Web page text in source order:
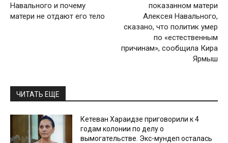
Навального и почему
матери не отдают его тело
показанном матери
Алексея Навального,
сказано, что политик умер
по «естественным
причинам», сообщила Кира
Ярмыш
ЧИТАТЬ ЕЩЕ
Кетеван Хараидзе приговорили к 4
годам колонии по делу о
вымогательстве. Экс-мундеп осталась